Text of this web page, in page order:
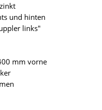
und hinten
links"
mm vorne